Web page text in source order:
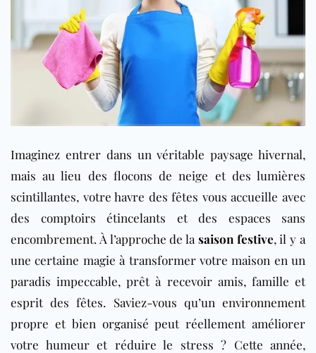
Imaginez entrer dans un véritable paysage hivernal,
mais au lieu des flocons de neige et des lumières
scintillantes, votre havre des fêtes vous accueille avec
des comptoirs étincelants et des espaces sans
encombrement. À l’approche de la saison festive, il y a
une certaine magie à transformer votre maison en un
paradis impeccable, prêt à recevoir amis, famille et
esprit des fêtes. Saviez-vous qu’un environnement
propre et bien organisé peut réellement améliorer
votre humeur et réduire le stress ? Cette année,